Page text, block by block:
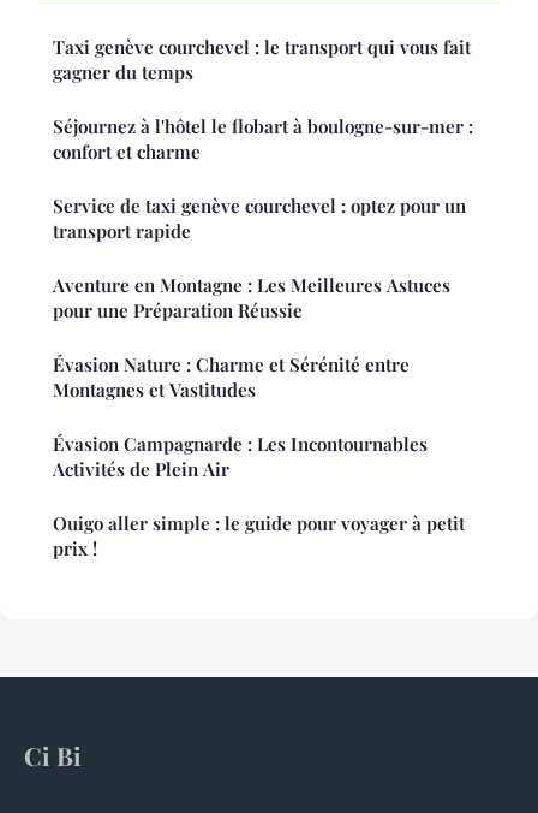
Taxi genève courchevel : le transport qui vous fait
gagner du temps
Séjournez à l'hôtel le flobart à boulogne-sur-mer :
confort et charme
Service de taxi genève courchevel : optez pour un
transport rapide
Aventure en Montagne : Les Meilleures Astuces
pour une Préparation Réussie
Évasion Nature : Charme et Sérénité entre
Montagnes et Vastitudes
Évasion Campagnarde : Les Incontournables
Activités de Plein Air
Ouigo aller simple : le guide pour voyager à petit
prix !
Ci Bi